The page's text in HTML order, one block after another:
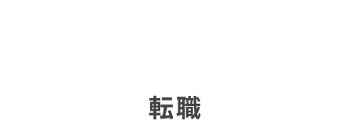
転職